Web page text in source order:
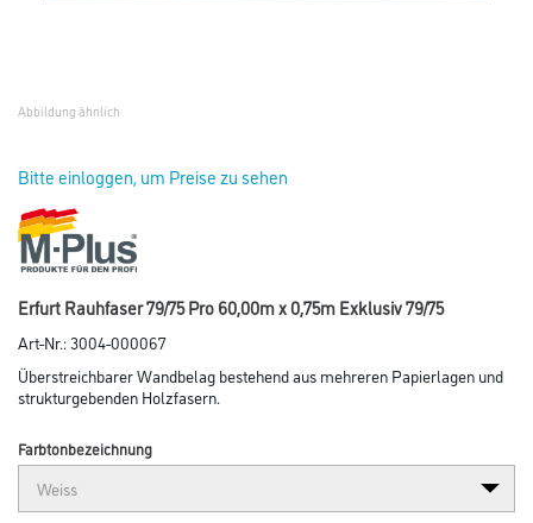
Abbildung ähnlich
Bitte einloggen, um Preise zu sehen
Erfurt Rauhfaser 79/75 Pro 60,00m x 0,75m Exklusiv 79/75
Art-Nr.:3004-000067
Überstreichbarer Wandbelag bestehend aus mehreren Papierlagen und
strukturgebenden Holzfasern.
Farbtonbezeichnung